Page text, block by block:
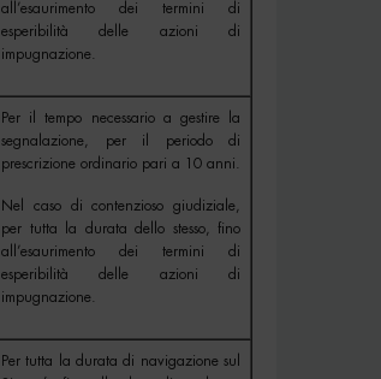
all’esaurimento dei termini di
esperibilità delle azioni di
impugnazione.
Per il tempo necessario a gestire la
segnalazione, per il periodo di
prescrizione ordinario pari a 10 anni.
Nel caso di contenzioso giudiziale,
per tutta la durata dello stesso, fino
all’esaurimento dei termini di
esperibilità delle azioni di
impugnazione.
Per tutta la durata di navigazione sul